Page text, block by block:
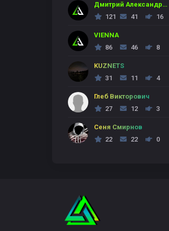
Дмитрий Александрович
121
41 16
VIENNA
86
46 8
KUZNETS
31
11 4
Глеб Викторович
27
12 3
Сеня Смирнов
22
22 0